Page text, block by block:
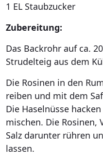
1 EL Staubzucker
Zubereitung:
Das Backrohr auf ca.
Strudelteig aus dem
Die Rosinen in den
reiben und mit dem
Die Haselnüsse
mischen. Die Rosinen,
Salz darunter rühren
lassen.